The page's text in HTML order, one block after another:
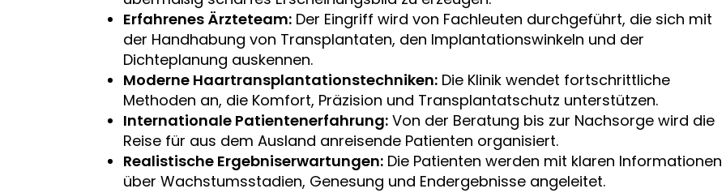
Erfahrenes Ärzteteam: Der Eingriff wird von Fachleuten durchgeführt, die sich mit
der Handhabung von Transplantaten, den Implantationswinkeln und der
Dichteplanung auskennen.
Moderne Haartransplantationstechniken: Die Klinik wendet fortschrittliche
Methoden an, die Komfort, Präzision und Transplantatschutz unterstützen.
Internationale Patientenerfahrung: Von der Beratung bis zur Nachsorge wird die
Reise für aus dem Ausland anreisende Patienten organisiert.
Realistische Ergebniserwartungen: Die Patienten werden mit klaren Informationen
über Wachstumsstadien, Genesung und Endergebnisse angeleitet.